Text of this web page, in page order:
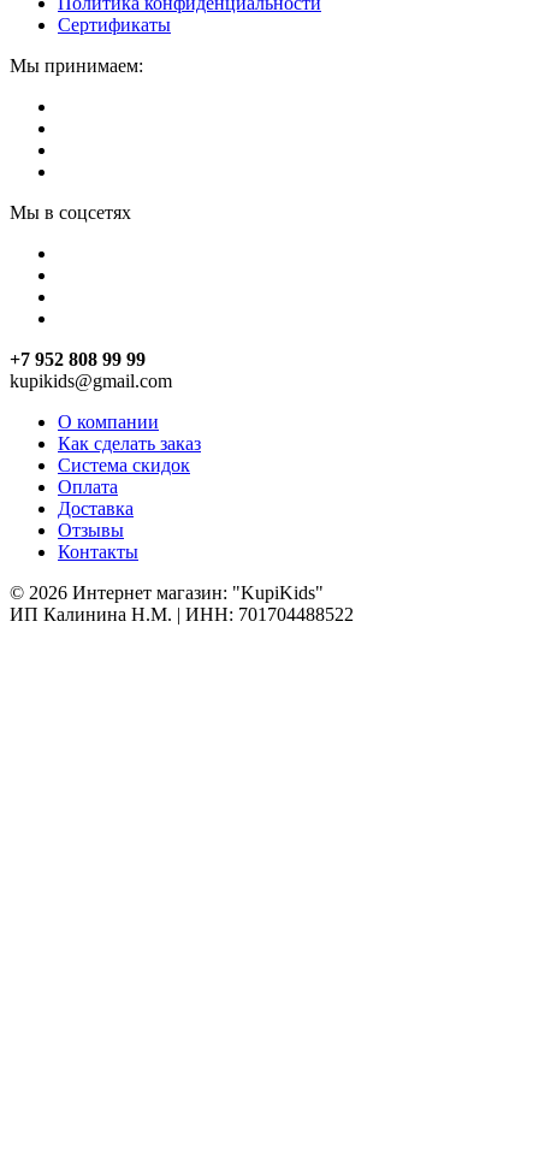
Сертификаты
Мы принимаем:
Мы в соцсетях
+7 952 808 99 99
kupikids@gmail.com
О компании
Как сделать заказ
Система скидок
Оплата
Доставка
Отзывы
Контакты
© 2026 Интернет магазин: "KupiKids"
ИП Калинина Н.М. | ИНН: 701704488522